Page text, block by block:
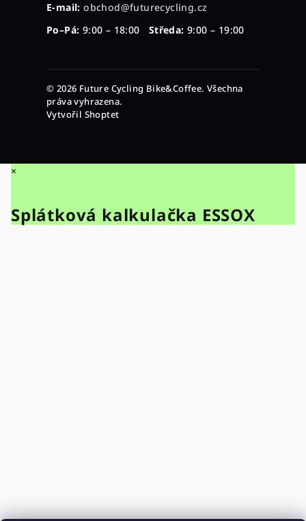
E-mail: obchod@futurecycling.cz
Po–Pá: 9:00 – 18:00 Středa: 9:00 – 19:00
© 2026 Future Cycling Bike&Coffee. Všechna
práva vyhrazena.
Vytvořil Shoptet
×
Splátková kalkulačka ESSOX